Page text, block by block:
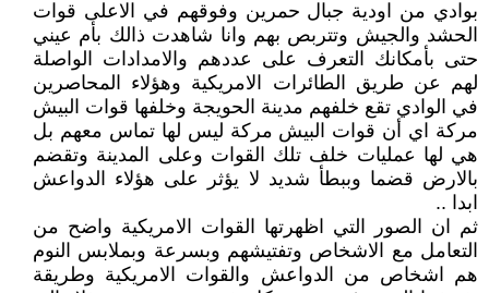
بوادي من اودية جبال حمرين وفوقهم في الاعلى قوات
الحشد والجيش وتتربص بهم وانا شاهدت ذالك بأم عيني
حتى بأمكانك التعرف على عددهم والامدادات الواصلة
لهم عن طريق الطائرات الامريكية وهؤلاء المحاصرين
في الوادي تقع خلفهم مدينة الحويجة وخلفها قوات البيش
مركة اي أن قوات البيش مركة ليس لها تماس معهم بل
هي لها عمليات خلف تلك القوات وعلى المدينة وتقضم
بالارض قضما وببطأ شديد لا يؤثر على هؤلاء الدواعش
ابدا ..
ثم ان الصور التي اظهرتها القوات الامريكية واضح من
التعامل مع الاشخاص وتفتيشهم وبسرعة وبملابس النوم
هم اشخاص من الدواعش والقوات الامريكية وطريقة